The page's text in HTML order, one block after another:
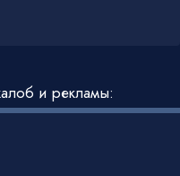
и рекламы: